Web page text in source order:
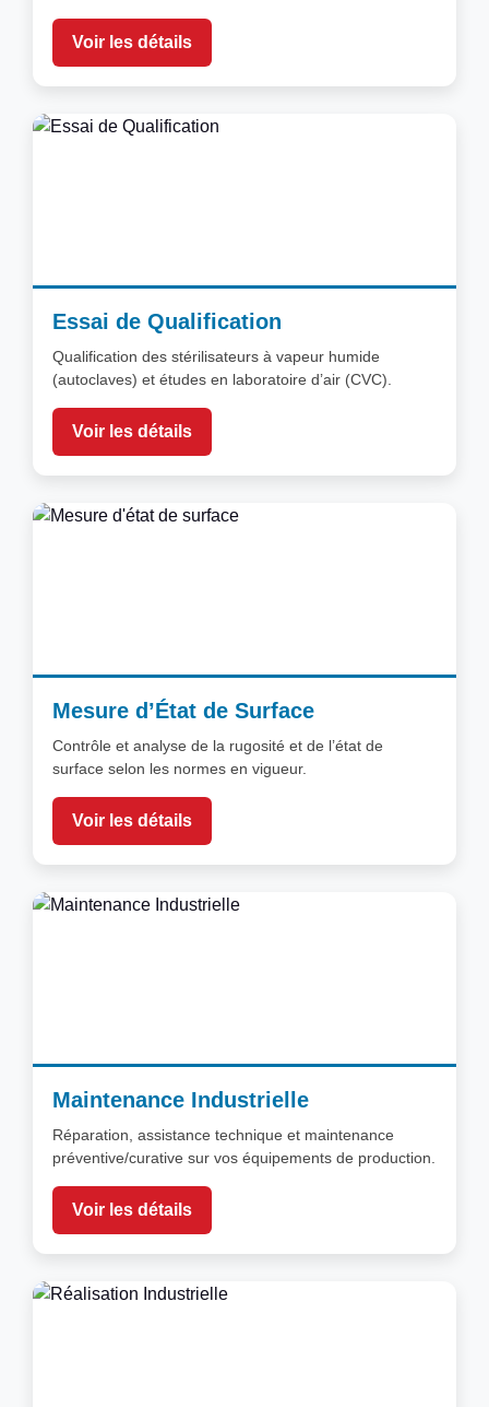
Voir les détails
Essai de Qualification
Qualification des stérilisateurs à vapeur humide
(autoclaves) et études en laboratoire d’air (CVC).
Voir les détails
Mesure d’État de Surface
Contrôle et analyse de la rugosité et de l’état de
surface selon les normes en vigueur.
Voir les détails
Maintenance Industrielle
Réparation, assistance technique et maintenance
préventive/curative sur vos équipements de production.
Voir les détails